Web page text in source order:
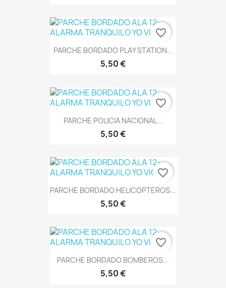
PARCHE BORDADO PLAY STATION...
5,50 €
favorite_border
PARCHE POLICIA NACIONAL...
5,50 €
favorite_border
PARCHE BORDADO HELICOPTEROS...
5,50 €
favorite_border
PARCHE BORDADO BOMBEROS...
5,50 €
favorite_border